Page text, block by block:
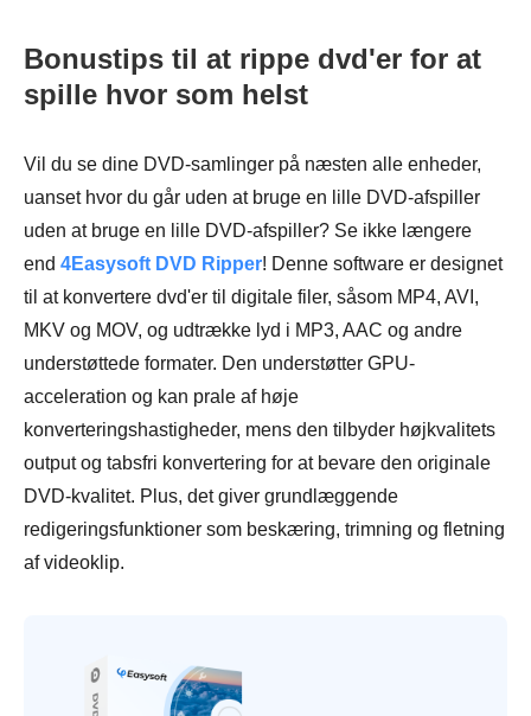
Bonustips til at rippe dvd'er for at
spille hvor som helst
Vil du se dine DVD-samlinger på næsten alle enheder,
uanset hvor du går uden at bruge en lille DVD-afspiller
uden at bruge en lille DVD-afspiller? Se ikke længere
end 4Easysoft DVD Ripper! Denne software er designet
til at konvertere dvd'er til digitale filer, såsom MP4, AVI,
MKV og MOV, og udtrække lyd i MP3, AAC og andre
understøttede formater. Den understøtter GPU-
acceleration og kan prale af høje
konverteringshastigheder, mens den tilbyder højkvalitets
output og tabsfri konvertering for at bevare den originale
DVD-kvalitet. Plus, det giver grundlæggende
redigeringsfunktioner som beskæring, trimning og fletning
af videoklip.